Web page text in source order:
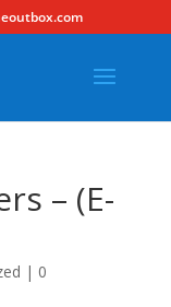
– (E-
| 0